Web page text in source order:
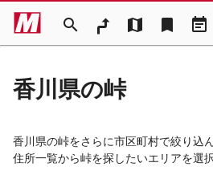
search map bookmark event_note
香川県の峠
香川県の峠をさらに市区町村で絞り込
住所一覧から峠を探したいエリアを選